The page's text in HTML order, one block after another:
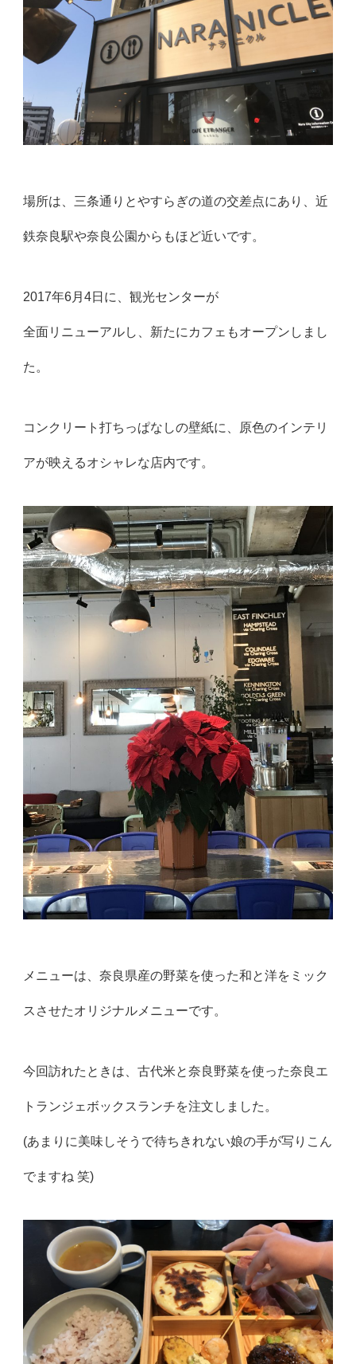
場所は、三条通りとやすらぎの道の交差点にあり、近
鉄奈良駅や奈良公園からもほど近いです。
2017年6月4日に、観光センターが
全面リニューアルし、新たにカフェもオープンしまし
た。
コンクリート打ちっぱなしの壁紙に、原色のインテリ
アが映えるオシャレな店内です。
メニューは、奈良県産の野菜を使った和と洋をミック
スさせたオリジナルメニューです。
今回訪れたときは、古代米と奈良野菜を使った奈良エ
トランジェボックスランチを注文しました。
(あまりに美味しそうで待ちきれない娘の手が写りこん
でますね 笑)